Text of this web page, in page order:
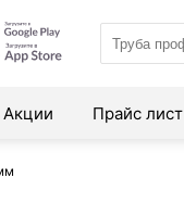
Акции Прайс лист